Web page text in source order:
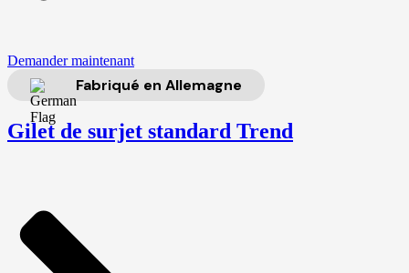
Demander maintenant
Fabriqué en Allemagne
Gilet de surjet standard Trend